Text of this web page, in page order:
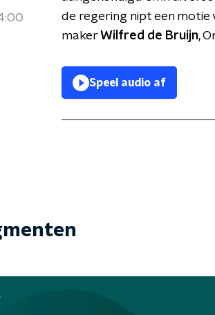
de regering nipt een motie
makerWilfred de Bruijn,
Speel audio af